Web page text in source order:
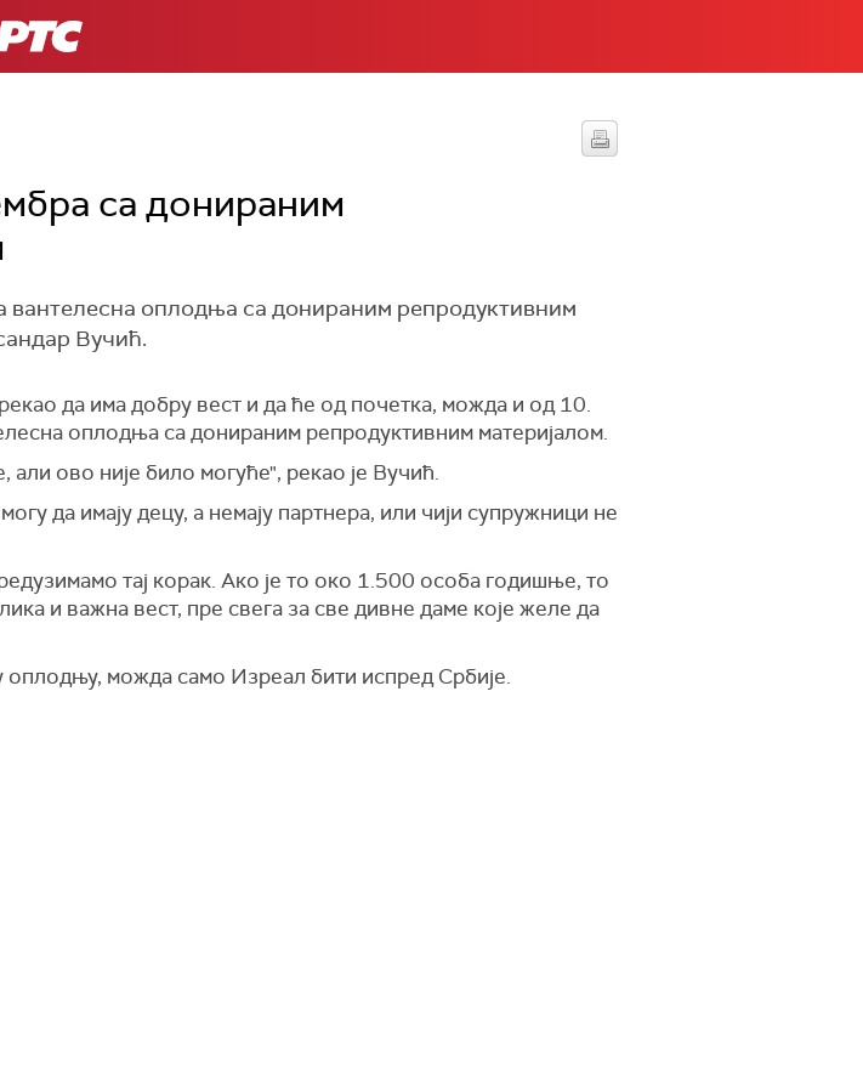
са донираним
вантелесна оплодња са донираним репродуктивним
Вучић.
да има добру вест и да ће од почетка, можда и од 10.
оплодња са донираним репродуктивним материјалом.
ово није било могуће", рекао је Вучић.
да имају децу, а немају партнера, или чији супружници не
тај корак. Ако је то око 1.500 особа годишње, то
и важна вест, пре свега за све дивне даме које желе да
оплодњу, можда само Изреал бити испред Србије.